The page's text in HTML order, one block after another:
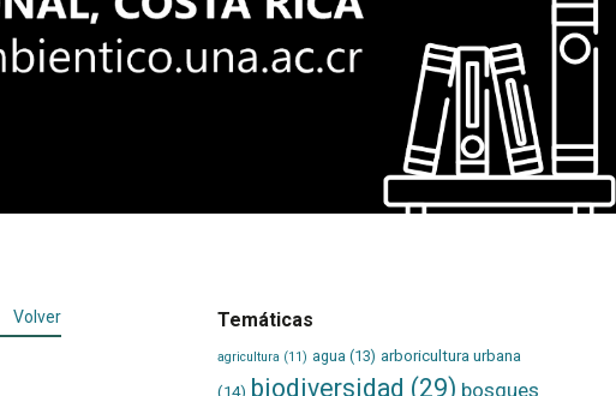
Volver Temáticas
agricultura (11) agua (13) arboricultura urbana
(14) biodiversidad (29) bosques